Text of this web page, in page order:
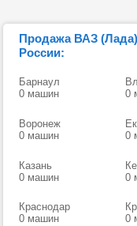
Продажа ВАЗ (Лада)
России:
Барнаул
0 машин
0
Воронеж
0 машин
0
Казань
0 машин
0
Краснодар
0 машин
0